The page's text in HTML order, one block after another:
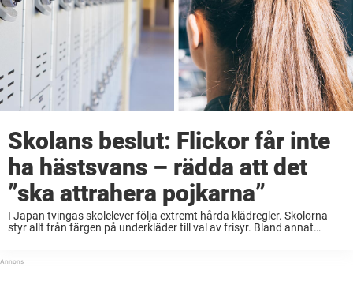
Skolans beslut: Flickor får inte
ha hästsvans – rädda att det
”ska attrahera pojkarna”
I Japan tvingas skolelever följa extremt hårda klädregler. Skolorna
styr allt från färgen på underkläder till val av frisyr. Bland annat